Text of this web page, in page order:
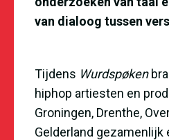
van dialoog tussen
Tijdens Wurdspøken
hiphop artiesten en
Groningen, Drenthe,
Gelderland gezamenlijk